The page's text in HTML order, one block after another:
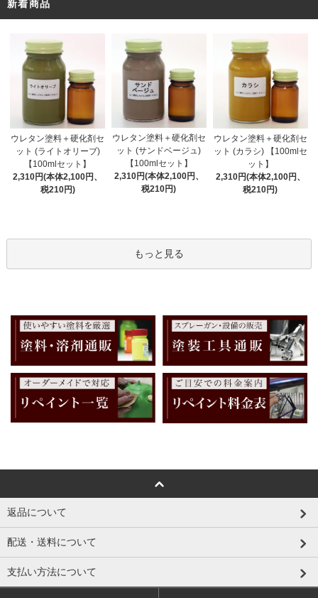
新着商品
ウレタン塗料＋硬化剤セ
ット (ライトオリーブ)
【100mlセット】
2,310円(本体2,100円、
税210円)
ウレタン塗料＋硬化剤セ
ット (サンドベージュ)
【100mlセット】
2,310円(本体2,100円、
税210円)
ウレタン塗料＋硬化剤セ
ット (カラシ) 【100mlセ
ット】
2,310円(本体2,100円、
税210円)
もっと見る
返品について
配送・送料について
支払い方法について